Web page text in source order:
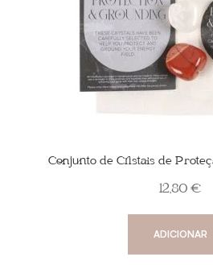
Conjunto de Cristais de
12,80 €
ADICIONAR